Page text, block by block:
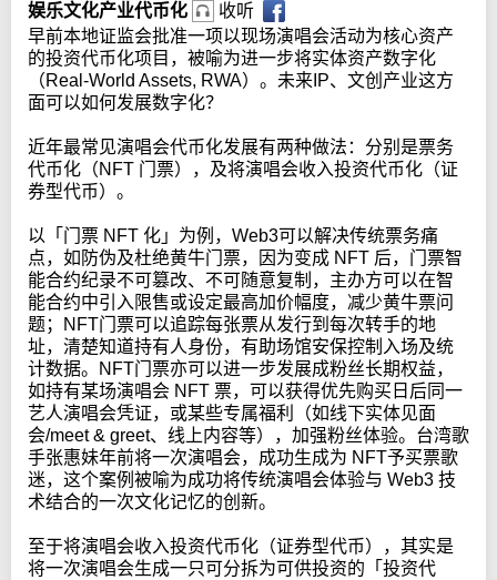
娱乐文化产业代币化
收听
早前本地证监会批准一项以现场演唱会活动为核心资产
的投资代币化项目，被喻为进一步将实体资产数字化
（Real-World Assets, RWA）。未来IP、文创产业这方
面可以如何发展数字化？
近年最常见演唱会代币化发展有两种做法：分别是票务
代币化（NFT 门票），及将演唱会收入投资代币化（证
券型代币）。
以「门票 NFT 化」为例，Web3可以解决传统票务痛
点，如防伪及杜绝黄牛门票，因为变成 NFT 后，门票智
能合约纪录不可篡改、不可随意复制，主办方可以在智
能合约中引入限售或设定最高加价幅度，减少黄牛票问
题；NFT门票可以追踪每张票从发行到每次转手的地
址，清楚知道持有人身份，有助场馆安保控制入场及统
计数据。NFT门票亦可以进一步发展成粉丝长期权益，
如持有某场演唱会 NFT 票，可以获得优先购买日后同一
艺人演唱会凭证，或某些专属福利（如线下实体见面
会/meet & greet、线上内容等），加强粉丝体验。台湾歌
手张惠妹年前将一次演唱会，成功生成为 NFT予买票歌
迷，这个案例被喻为成功将传统演唱会体验与 Web3 技
术结合的一次文化记忆的创新。
至于将演唱会收入投资代币化（证券型代币），其实是
将一次演唱会生成一只可分拆为可供投资的「投资代